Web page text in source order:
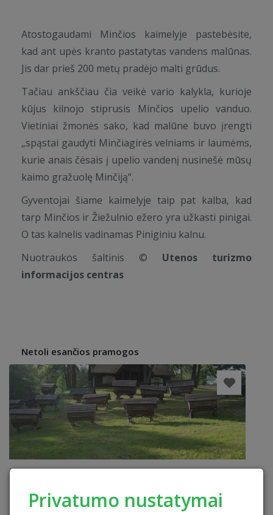
Privatumo nustatymai
Atostogaudami Minčios kaimelyje pastebėsite,
kad ant upės kranto pastatytas vandens malūnas.
Jis dar prieš 200 metų pradėjo malti grūdus.
Tačiau ankščiau čia veikė vario kalykla, kurioje
kūjus kilnojo stiprusis Minčios upelio vanduo.
Vietiniai žmonės sako, kad malūne buvo įrengti
„spąstai gaudyti Minčiagirės velniams ir laumėms,
kurie anais čėsais į upelio vandenį nusinešė mūsų
kaimo gražuolę Minčiją“.
Gyventojai šiame kaimelyje taip pat kalba, kad
tarp Minčios ir Žiežulnio ežero yra užkasti pinigai.
O tas kalnelis vadinamas Piniginiu kalnu.
Nuotraukos šaltinis © Utenos turizmo
informacijos centras
Netoli esančios pramogos